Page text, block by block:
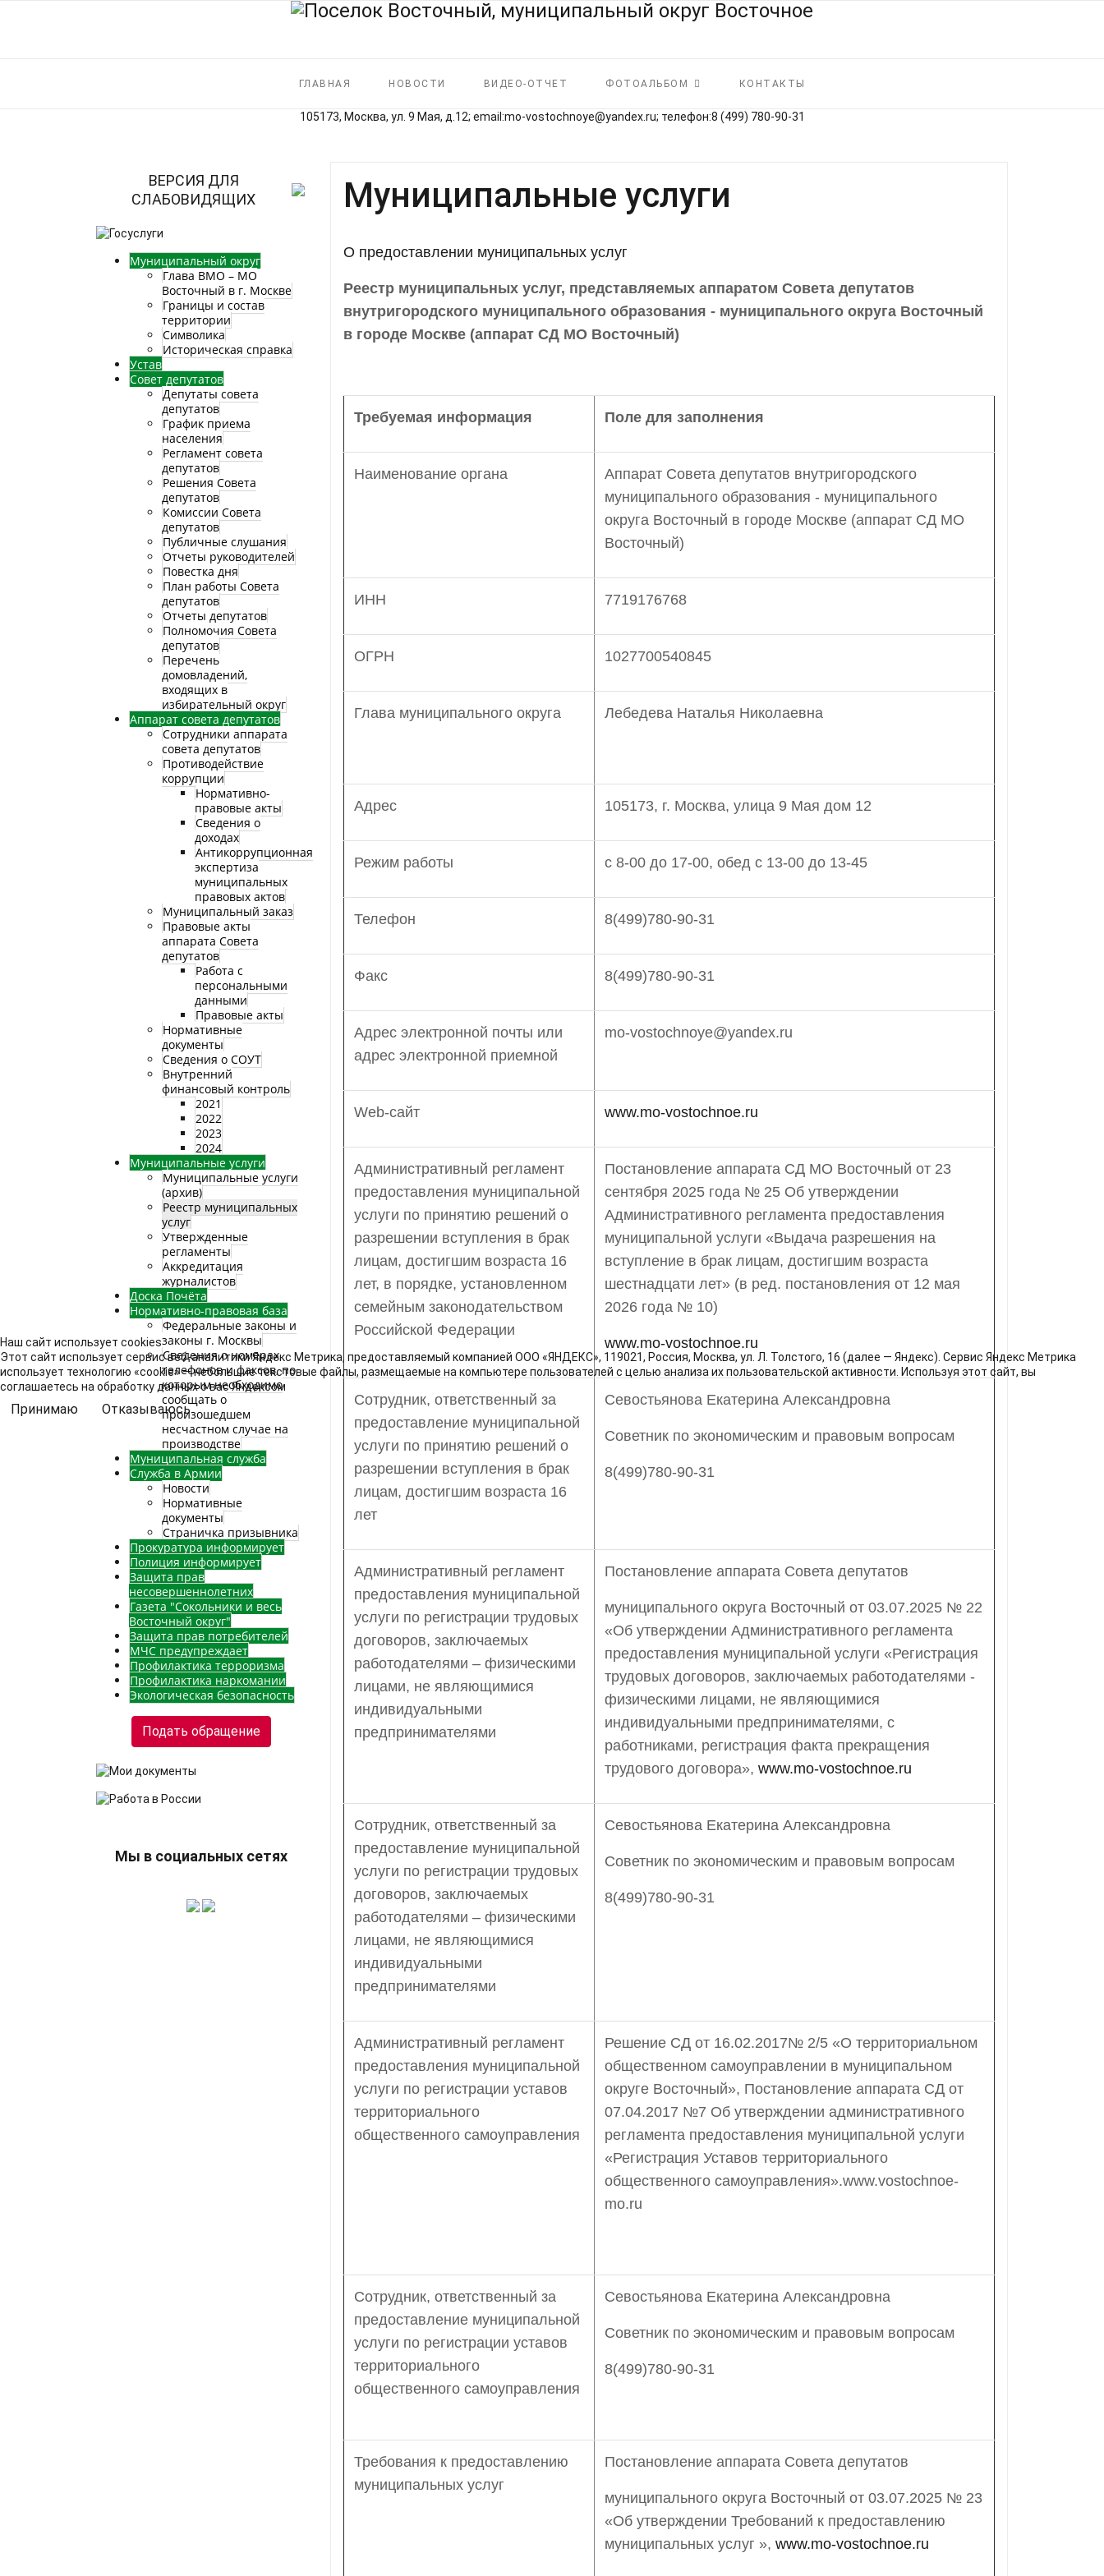
ГЛАВНАЯ НОВОСТИ ВИДЕО-ОТЧЕТ ФОТОАЛЬБОМ КОНТАКТЫ
105173, Москва, ул. 9 Мая, д.12; email:mo‑vostochnoye@yandex.ru; телефон:8 (499) 780‑90‑31
ВЕРСИЯ ДЛЯ
СЛАБОВИДЯЩИХ
Муниципальный округ
Глава ВМО – МО
Восточный в г. Москве
Границы и состав
территории
Символика
Историческая справка
Устав
Совет депутатов
Депутаты совета
депутатов
График приема
населения
Регламент совета
депутатов
Решения Совета
депутатов
Комиссии Совета
депутатов
Публичные слушания
Отчеты руководителей
Повестка дня
План работы Совета
депутатов
Отчеты депутатов
Полномочия Совета
депутатов
Перечень
домовладений,
входящих в
избирательный округ
Аппарат совета депутатов
Сотрудники аппарата
совета депутатов
Противодействие
коррупции
Нормативно-
правовые акты
Сведения о
доходах
Антикоррупционная
экспертиза
муниципальных
правовых актов
Муниципальный заказ
Правовые акты
аппарата Совета
депутатов
Работа с
персональными
данными
Правовые акты
Нормативные
документы
Сведения о СОУТ
Внутренний
финансовый контроль
2021
2022
2023
2024
Муниципальные услуги
Муниципальные услуги
(архив)
Реестр муниципальных
услуг
Утвержденные
регламенты
Аккредитация
журналистов
Доска Почёта
Нормативно-правовая база
Федеральные законы и
законы г. Москвы
Сведения о номерах
телефонов и факсов, по
которым необходимо
сообщать о
произошедшем
несчастном случае на
производстве
Муниципальная служба
Служба в Армии
Новости
Нормативные
документы
Страничка призывника
Прокуратура информирует
Полиция информирует
Защита прав
несовершеннолетних
Газета "Сокольники и весь
Восточный округ"
Защита прав потребителей
МЧС предупреждает
Профилактика терроризма
Профилактика наркомании
Экологическая безопасность
Подать обращение
Мы в социальных сетях
Муниципальные услуги
О предоставлении муниципальных услуг
Реестр муниципальных услуг, представляемых аппаратом Совета депутатов
внутригородского муниципального образования - муниципального округа Восточный
в городе Москве (аппарат СД МО Восточный)
Требуемая информация Поле для заполнения
Наименование органа
Аппарат Совета депутатов внутригородского
муниципального образования - муниципального
округа Восточный в городе Москве (аппарат СД МО
Восточный)
ИНН 7719176768
ОГРН 1027700540845
Глава муниципального округа Лебедева Наталья Николаевна
Адрес 105173, г. Москва, улица 9 Мая дом 12
Режим работы с 8-00 до 17-00, обед с 13-00 до 13-45
Телефон 8(499)780-90-31
Факс 8(499)780-90-31
Адрес электронной почты или
адрес электронной приемной
mo-vostochnoye@yandex.ru
Web-сайт www.mo-vostochnoe.ru
Административный регламент
предоставления муниципальной
услуги по принятию решений о
разрешении вступления в брак
лицам, достигшим возраста 16
лет, в порядке, установленном
семейным законодательством
Российской Федерации
Постановление аппарата СД МО Восточный от 23
сентября 2025 года № 25 Об утверждении
Административного регламента предоставления
муниципальной услуги «Выдача разрешения на
вступление в брак лицам, достигшим возраста
шестнадцати лет» (в ред. постановления от 12 мая
2026 года № 10)
www.mo-vostochnoe.ru
Сотрудник, ответственный за
предоставление муниципальной
услуги по принятию решений о
разрешении вступления в брак
лицам, достигшим возраста 16
лет
Севостьянова Екатерина Александровна
Советник по экономическим и правовым вопросам
8(499)780-90-31
Административный регламент
предоставления муниципальной
услуги по регистрации трудовых
договоров, заключаемых
работодателями – физическими
лицами, не являющимися
индивидуальными
предпринимателями
Постановление аппарата Совета депутатов
муниципального округа Восточный от 03.07.2025 № 22
«Об утверждении Административного регламента
предоставления муниципальной услуги «Регистрация
трудовых договоров, заключаемых работодателями -
физическими лицами, не являющимися
индивидуальными предпринимателями, с
работниками, регистрация факта прекращения
трудового договора», www.mo-vostochnoe.ru
Сотрудник, ответственный за
предоставление муниципальной
услуги по регистрации трудовых
договоров, заключаемых
работодателями – физическими
лицами, не являющимися
индивидуальными
предпринимателями
Севостьянова Екатерина Александровна
Советник по экономическим и правовым вопросам
8(499)780-90-31
Административный регламент
предоставления муниципальной
услуги по регистрации уставов
территориального
общественного самоуправления
Решение СД от 16.02.2017№ 2/5 «О территориальном
общественном самоуправлении в муниципальном
округе Восточный», Постановление аппарата СД от
07.04.2017 №7 Об утверждении административного
регламента предоставления муниципальной услуги
«Регистрация Уставов территориального
общественного самоуправления».www.vostochnoe-
mo.ru
Сотрудник, ответственный за
предоставление муниципальной
услуги по регистрации уставов
территориального
общественного самоуправления
Севостьянова Екатерина Александровна
Советник по экономическим и правовым вопросам
8(499)780-90-31
Требования к предоставлению
муниципальных услуг
Постановление аппарата Совета депутатов
муниципального округа Восточный от 03.07.2025 № 23
«Об утверждении Требований к предоставлению
муниципальных услуг », www.mo-vostochnoe.ru
Наш сайт использует cookies
Этот сайт использует сервис веб-аналитики Яндекс Метрика, предоставляемый компанией ООО «ЯНДЕКС», 119021, Россия, Москва, ул. Л. Толстого, 16 (далее — Яндекс). Сервис Яндекс Метрика
использует технологию «cookie» — небольшие текстовые файлы, размещаемые на компьютере пользователей с целью анализа их пользовательской активности. Используя этот сайт, вы
соглашаетесь на обработку данных о вас Яндексом
Принимаю Отказываюсь